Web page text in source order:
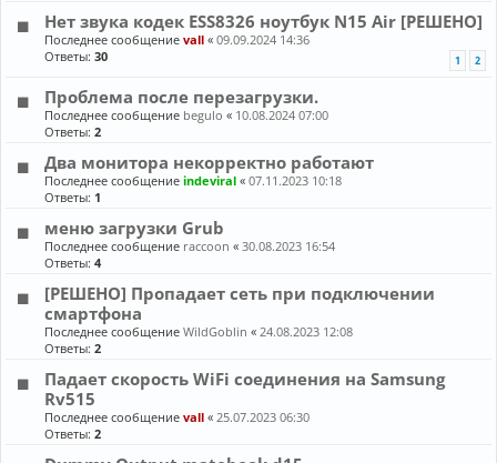
Нет звука кодек ESS8326 ноутбук N15 Air [РЕШЕНО]
Последнее сообщениеvall «09.09.2024 14:36
Ответы:30 1 2
Проблема после перезагрузки.
Последнее сообщение begulo « 10.08.2024 07:00
Ответы:2
Два монитора некорректно работают
Последнее сообщениеindeviral «07.11.2023 10:18
Ответы: 1
меню загрузки Grub
Последнее сообщение raccoon «30.08.2023 16:54
Ответы:4
[РЕШЕНО] Пропадает сеть при подключении
смартфона
Последнее сообщениеWildGoblin «24.08.2023 12:08
Ответы:2
Падает скорость WiFi соединения на Samsung
Rv515
Последнее сообщениеvall «25.07.2023 06:30
Ответы:2